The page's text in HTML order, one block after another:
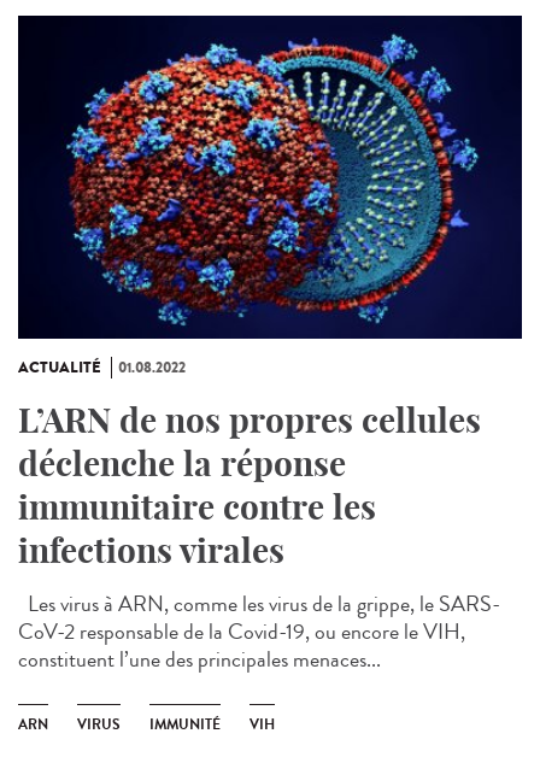
ACTUALITÉ 01.08.2022
L’ARN de nos propres cellules
déclenche la réponse
immunitaire contre les
infections virales
Les virus à ARN, comme les virus de la grippe, le SARS-
CoV-2 responsable de la Covid-19, ou encore le VIH,
constituent l’une des principales menaces...
ARN VIRUS IMMUNITÉ VIH